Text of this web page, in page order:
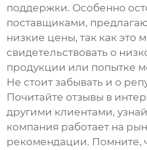
поддержки. Особенно
поставщиками,
низкие цены, так как это
свидетельствовать о
продукции или попытке
Не стоит забывать и о
Почитайте отзывы в
другими клиентами,
компания работает на
рекомендации. Помните,